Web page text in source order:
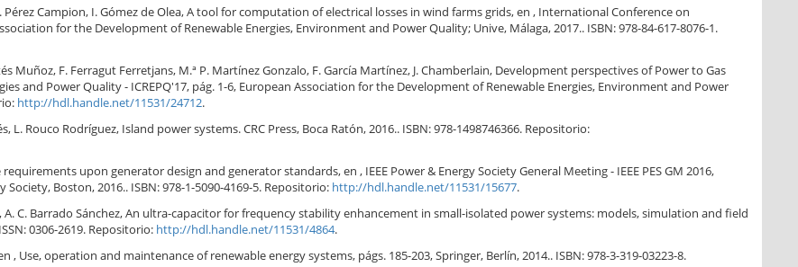
Pérez Campion, I. Gómez de Olea, A tool for computation of electrical losses in wind farms grids, en , International Conference on
for the Development of Renewable Energies, Environment and Power Quality; Unive, Málaga, 2017.. ISBN: 978-84-617-8076-1.
Muñoz, F. Ferragut Ferretjans, M.ª P. Martínez Gonzalo, F. García Martínez, J. Chamberlain, Development perspectives of Power to Gas
and Power Quality - ICREPQ'17, pág. 1-6, European Association for the Development of Renewable Energies, Environment and Power
http://hdl.handle.net/11531/24712.
L. Rouco Rodríguez, Island power systems. CRC Press, Boca Ratón, 2016.. ISBN: 978-1498746366. Repositorio:
upon generator design and generator standards, en , IEEE Power & Energy Society General Meeting - IEEE PES GM 2016,
Boston, 2016.. ISBN: 978-1-5090-4169-5. Repositorio: http://hdl.handle.net/11531/15677.
A. C. Barrado Sánchez, An ultra-capacitor for frequency stability enhancement in small-isolated power systems: models, simulation and field
0306-2619. Repositorio: http://hdl.handle.net/11531/4864.
Use, operation and maintenance of renewable energy systems, págs. 185-203, Springer, Berlín, 2014.. ISBN: 978-3-319-03223-8.